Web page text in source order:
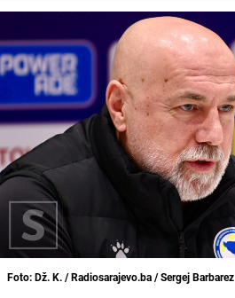
Foto: Dž. K. / Radiosarajevo.ba / Sergej Barbarez